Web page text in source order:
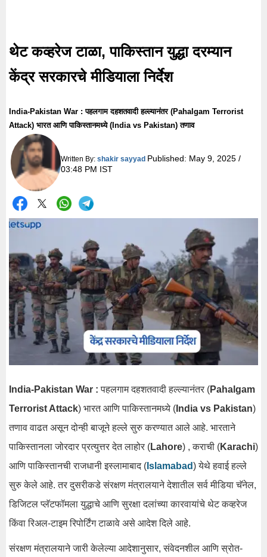
थेट कव्हरेज टाळा, पाकिस्तान युद्धा दरम्यान
केंद्र सरकारचे मीडियाला निर्देश
India-Pakistan War : पहलगाम दहशतवादी हल्ल्यानंतर (Pahalgam Terrorist
Attack) भारत आणि पाकिस्तानमध्ये (India vs Pakistan) तणाव
Written By:shakir sayyad Published: May 9, 2025 /
03:48 PM IST
India-Pakistan War : पहलगाम दहशतवादी हल्ल्यानंतर (Pahalgam
Terrorist Attack) भारत आणि पाकिस्तानमध्ये ( India vs Pakistan)
तणाव वाढत असून दोन्ही बाजूने हल्ले सुरु करण्यात आले आहे. भारताने
पाकिस्तानला जोरदार प्रत्युत्तर देत लाहोर (Lahore) , कराची (Karachi)
आणि पाकिस्तानची राजधानी इस्लामाबाद ( Islamabad) येथे हवाई हल्ले
सुरु केले आहे. तर दुसरीकडे संरक्षण मंत्रालयाने देशातील सर्व मीडिया चॅनेल,
डिजिटल प्लॅटफॉमला युद्धाचे आणि सुरक्षा दलांच्या कारवायांचे थेट कव्हरेज
किंवा रिअल-टाइम रिपोर्टिंग टाळावे असे आदेश दिले आहे.
संरक्षण मंत्रालयाने जारी केलेल्या आदेशानुसार, संवेदनशील आणि स्रोत-